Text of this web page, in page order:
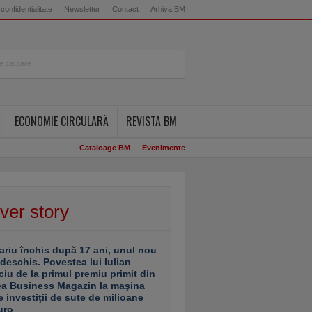
Newsletter Contact Arhiva BM
ECONOMIE CIRCULARĂ REVISTA BM
Cataloage BM Evenimente
story
închis după 17 ani, unul nou
Povestea lui Iulian
de la primul premiu primit din
Business Magazin la maşina
investiţii de sute de milioane